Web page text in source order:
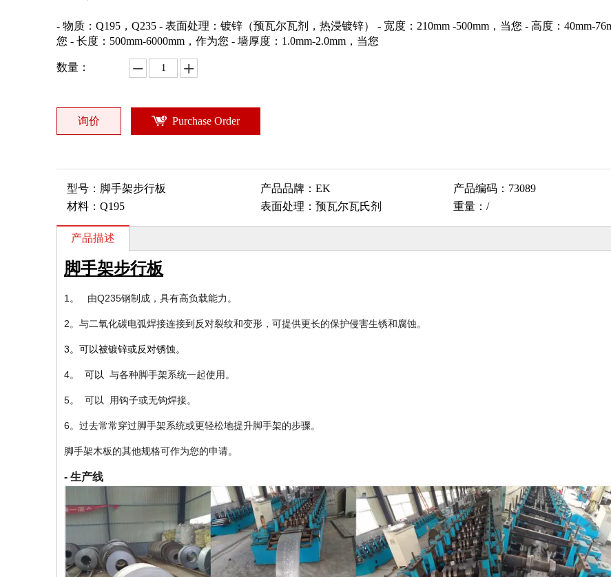
- 物质：Q195，Q235 - 表面处理：镀锌（预瓦尔瓦剂，热浸镀锌） - 宽度：210mm -500mm，当您 - 高度：40mm-
您 - 长度：500mm-6000mm，作为您 - 墙厚度：1.0mm-2.0mm，当您
数量：
询价 Purchase Order
型号： 脚手架步行板 产品品牌： EK 产品编码： 73089
材料： Q195 表面处理： 预瓦尔瓦氏剂 重量： /
产品描述
脚手架步行板
1。 由Q235钢制成，具有高负载能力。
2。与二氧化碳电弧焊接连接到反对裂纹和变形，可提供更长的保护侵害生锈和腐蚀。
3。可以被镀锌或反对锈蚀。
4。 可以 与各种脚手架系统一起使用。
5。 可以 用钩子或无钩焊接。
6。过去常常穿过脚手架系统或更轻松地提升脚手架的步骤。
脚手架木板的其他规格可作为您的申请。
- 生产线